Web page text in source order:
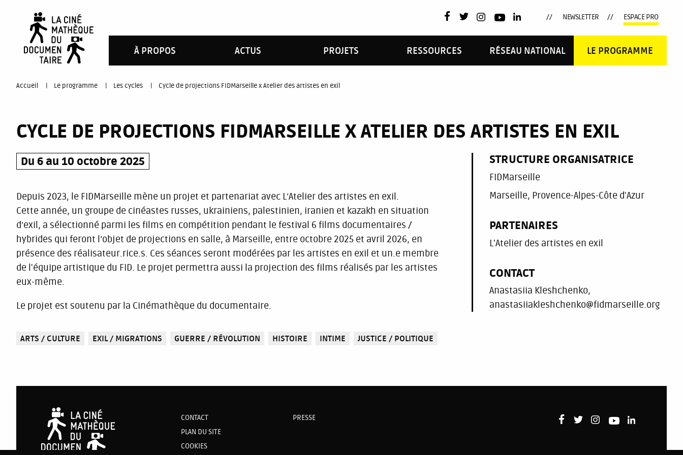
contenu
principal
NEWSLETTER ESPACE PRO
À PROPOS ACTUS PROJETS RESSOURCES RÉSEAU NATIONAL LE PROGRAMME
You
here
Accueil Le programme Les cycles Cycle de projections FIDMarseille x Atelier des artistes en exil
CYCLE DE PROJECTIONS FIDMARSEILLE X ATELIER DES ARTISTES EN EXIL
Du 6 au 10 octobre 2025
Depuis 2023, le FIDMarseille mène un projet et partenariat avec L’Atelier des artistes en exil.
Cette année, un groupe de cinéastes russes, ukrainiens, palestinien, iranien et kazakh en situation
d’exil, a sélectionné parmi les films en compétition pendant le festival 6 films documentaires /
hybrides qui feront l’objet de projections en salle, à Marseille, entre octobre 2025 et avril 2026, en
présence des réalisateur.rice.s. Ces séances seront modérées par les artistes en exil et un.e membre
de l'équipe artistique du FID. Le projet permettra aussi la projection des films réalisés par les artistes
eux-même.
Le projet est soutenu par la Cinémathèque du documentaire.
ARTS / CULTURE EXIL / MIGRATIONS GUERRE / RÉVOLUTION HISTOIRE INTIME JUSTICE / POLITIQUE
STRUCTURE ORGANISATRICE
FIDMarseille
Marseille, Provence-Alpes-Côte d'Azur
PARTENAIRES
L'Atelier des artistes en exil
CONTACT
Anastasiia Kleshchenko,
anastasiiakleshchenko@fidmarseille.org
CONTACT
PLAN DU SITE
COOKIES
PRESSE